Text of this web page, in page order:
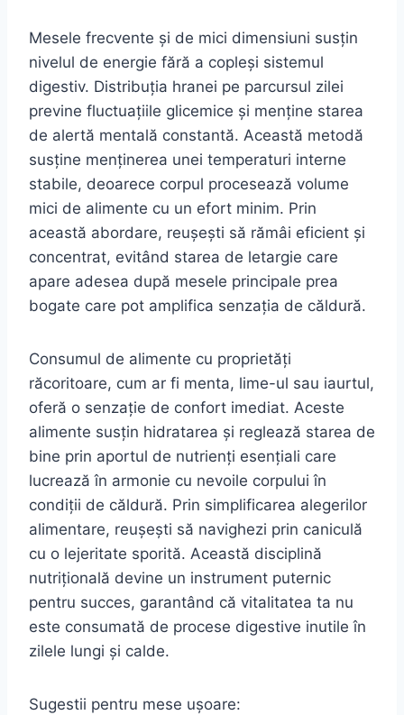
Mesele frecvente și de mici dimensiuni susțin
nivelul de energie fără a copleși sistemul
digestiv. Distribuția hranei pe parcursul zilei
previne fluctuațiile glicemice și menține starea
de alertă mentală constantă. Această metodă
susține menținerea unei temperaturi interne
stabile, deoarece corpul procesează volume
mici de alimente cu un efort minim. Prin
această abordare, reușești să rămâi eficient și
concentrat, evitând starea de letargie care
apare adesea după mesele principale prea
bogate care pot amplifica senzația de căldură.
Consumul de alimente cu proprietăți
răcoritoare, cum ar fi menta, lime-ul sau iaurtul,
oferă o senzație de confort imediat. Aceste
alimente susțin hidratarea și reglează starea de
bine prin aportul de nutrienți esențiali care
lucrează în armonie cu nevoile corpului în
condiții de căldură. Prin simplificarea alegerilor
alimentare, reușești să navighezi prin caniculă
cu o lejeritate sporită. Această disciplină
nutrițională devine un instrument puternic
pentru succes, garantând că vitalitatea ta nu
este consumată de procese digestive inutile în
zilele lungi și calde.
Sugestii pentru mese ușoare: